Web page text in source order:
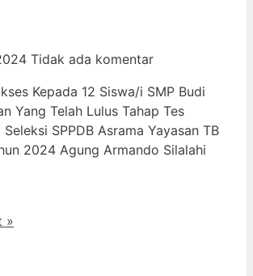
Tidak ada komentar
Kepada 12 Siswa/i SMP Budi
Yang Telah Lulus Tahap Tes
SPPDB Asrama Yayasan TB
2024 Agung Armando Silalahi
»